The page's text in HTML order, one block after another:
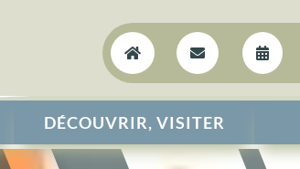
  
DÉCOUVRIR, VISITER